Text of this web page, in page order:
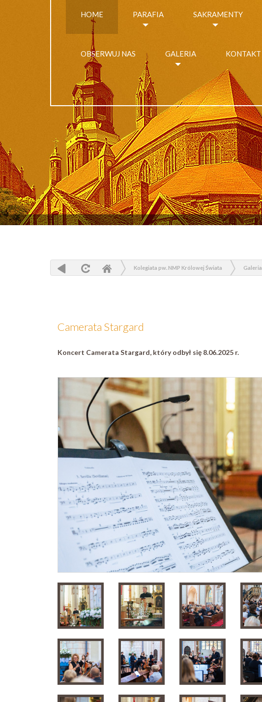
HOME PARAFIA SAKRAMENTY
OBSERWUJ NAS GALERIA KONTAKT
Kolegiata pw. NMP Królowej Świata Galeria
Camerata Stargard
Koncert Camerata Stargard, który odbył się 8.06.2025 r.